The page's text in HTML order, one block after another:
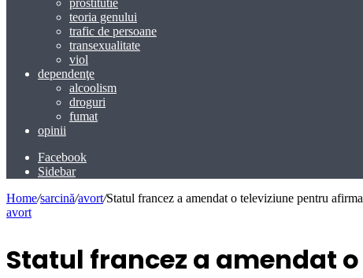
prostitutie
teoria genului
trafic de persoane
transexualitate
viol
dependenţe
alcoolism
droguri
fumat
opinii
Facebook
Sidebar
Home/sarcină/avort/Statul francez a amendat o televiziune pentru
avort
Statul francez a amendat